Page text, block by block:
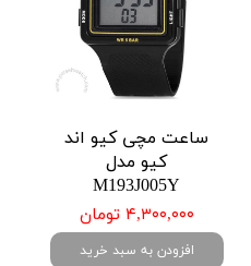
ساعت مچی کیو اند
کیو مدل
M193J005Y
۴,۳۰۰,۰۰۰ تومان
افزودن به سبد خرید